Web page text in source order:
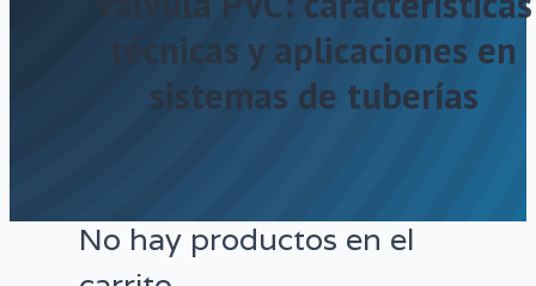
No hay productos en el
técnicas y aplicaciones en
sistemas de tuberías